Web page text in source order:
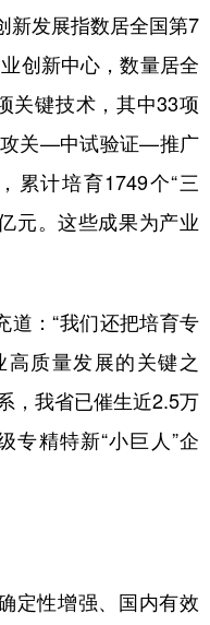
新发展指数居全国第7
创新中心，数量居全
关键技术，其中33项
攻关—中试验证—推广
累计培育1749个“三
元。这些成果为产业
：“我们还把培育专
质量发展的关键之
，我省已催生近2.5万
专精特新“小巨人”企
性增强、国内有效